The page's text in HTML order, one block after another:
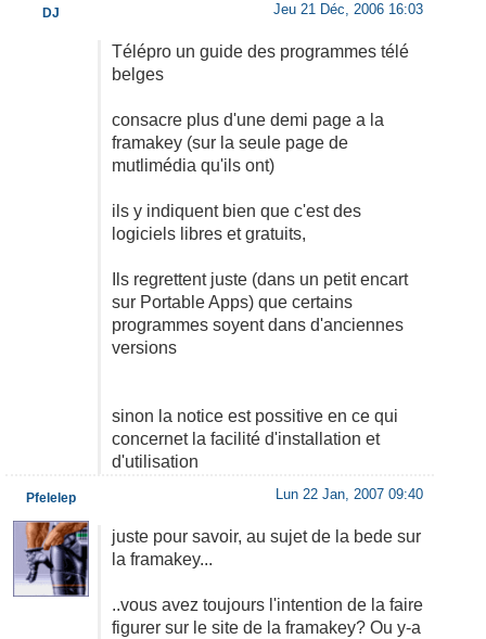
Jeu 21 Déc, 2006 16:03
Télépro un guide des programmes télé
belges
consacre plus d'une demi page a la
framakey (sur la seule page de
mutlimédia qu'ils ont)
ils y indiquent bien que c'est des
logiciels libres et gratuits,
Ils regrettent juste (dans un petit encart
sur Portable Apps) que certains
programmes soyent dans d'anciennes
versions
sinon la notice est possitive en ce qui
concernet la facilité d'installation et
d'utilisation
DJ
Lun 22 Jan, 2007 09:40
juste pour savoir, au sujet de la bede sur
la framakey...
..vous avez toujours l'intention de la faire
figurer sur le site de la framakey? Ou y-a
Pfelelep